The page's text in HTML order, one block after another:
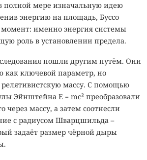
полной мере изначальную идею
энергию на площадь, Буссо
именно энергия системы
роль в установлении предела.
пошли другим путём. Они
как ключевой параметр, но
релятивистскую массу. С помощью
Эйнштейна E = mc² преобразовали
через массу, а затем соотнесли
с радиусом Шварцшильда –
задаёт размер чёрной дыры